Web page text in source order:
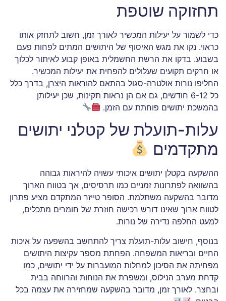
תחזוקה שוטפת
כדי לשמור על יעילות המכשיר לאורך זמן, חשוב לתחזק אותו
כראוי. נקו את מגש האיסוף של היתושים המתים לפחות פעם
בשבוע. בדקו את הרשת החשמלית באופן קבוע לאיתור לכלוך
או חרקים תקועים שעלולים להפחית את יעילות המכשיר.
החליפו נורות אולטרה-סגול בהתאם להוראות היצרן, בדרך כלל
כל 6-12 חודשים, גם אם הן נראות תקינות, שכן יעילותן
בהמשכת יתושים פוחתת עם הזמן.
עלות-תועלת של קטלני יתושים
מתקדמים
ההשקעה בקטלן יתושים איכותי עשויה להיראות גבוהה
בהשוואה לפתרונות זמניים כמו תרסיסים, אך בטווח הארוך
מדובר בהשקעה משתלמת. הסופר טייזר המתקדם מציע פתרון
לטווח ארוך שאינו דורש רכישה חוזרת של חומרים מתכלים,
למעט החלפה נדירה של נורות.
בנוסף, חישוב עלות-תועלת צריך להתחשב בהשפעה על איכות
החיים ובריאות המשפחה. הפחתת מספר עקיצות היתושים
מפחיתה את הסיכון למחלות המועברות על ידי יתושים, כמו
קדחת מערב הנילוס, ומשפרת את הנוחות והרווחה בבית
ובחצר. לאורך זמן, מדובר בהשקעה שמחזירה את עצמה בכל